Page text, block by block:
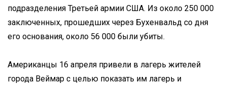
подразделения Третьей армии США. Из около 250 000
заключенных, прошедших через Бухенвальд со дня
его основания, около 56 000 были убиты.
Американцы 16 апреля привели в лагерь жителей
города Веймар с целью показать им лагерь и